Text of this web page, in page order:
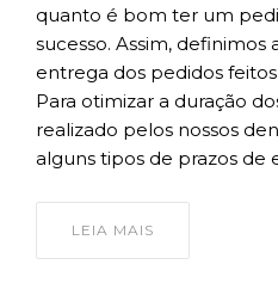
quanto é bom ter um
sucesso. Assim, definimos
entrega dos pedidos
Para otimizar a duração
realizado pelos nossos
alguns tipos de prazos de
LEIA MAIS